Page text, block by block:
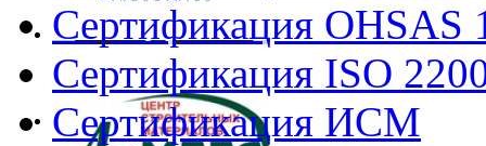
Сертификация OHSAS
Сертификация ISO
Сертификация ИСМ